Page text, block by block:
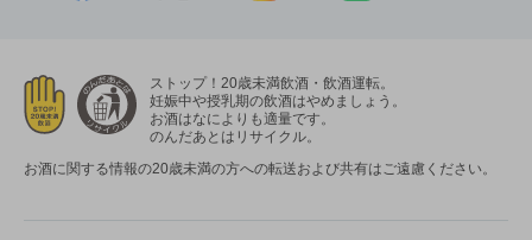
ストップ！20歳未満飲酒・飲酒運転。
妊娠中や授乳期の飲酒はやめましょう。
お酒はなによりも適量です。
のんだあとはリサイクル。
お酒に関する情報の20歳未満の方への転送および共有はご遠慮ください。